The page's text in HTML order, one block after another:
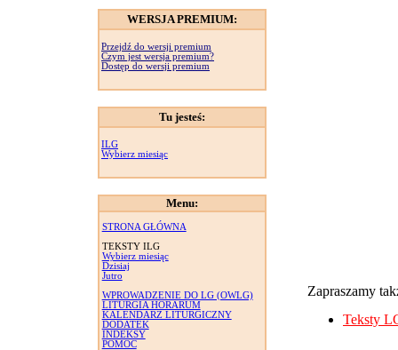
WERSJA PREMIUM:
Przejdź do wersji premium
Czym jest wersja premium?
Dostęp do wersji premium
Tu jesteś:
ILG
Wybierz miesiąc
Menu:
STRONA GŁÓWNA
TEKSTY ILG
Wybierz miesiąc
Dzisiaj
Jutro
WPROWADZENIE DO LG (OWLG)
LITURGIA HORARUM
KALENDARZ LITURGICZNY
DODATEK
INDEKSY
POMOC
Zapraszamy
Teksty